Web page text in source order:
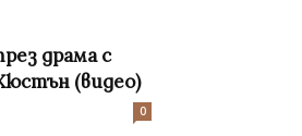
драма с
(видео)
0